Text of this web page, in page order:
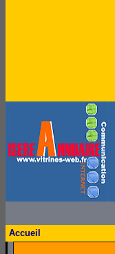
Accueil